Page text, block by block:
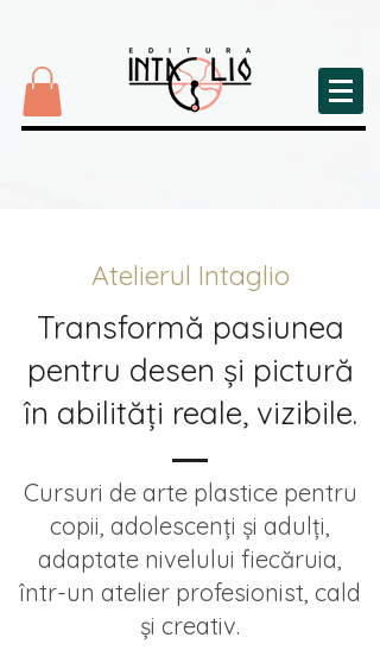
Atelierul Intaglio
Transformă pasiunea
pentru desen și pictură
în abilități reale, vizibile.
Cursuri de arte plastice pentru
copii, adolescenți și adulți,
adaptate nivelului fiecăruia,
într-un atelier profesionist, cald
și creativ.